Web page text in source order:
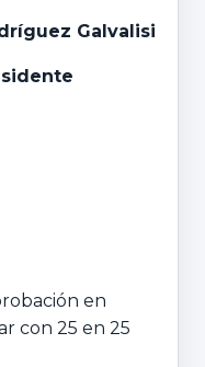
Galvalisi
en
con 25 en 25